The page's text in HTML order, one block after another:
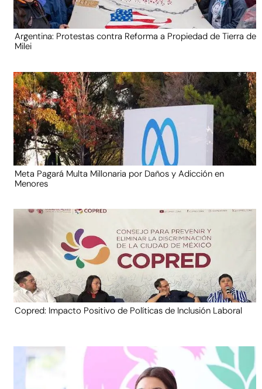
Argentina: Protestas contra Reforma a Propiedad de Tierra de
Milei
Meta Pagará Multa Millonaria por Daños y Adicción en
Menores
Copred: Impacto Positivo de Políticas de Inclusión Laboral